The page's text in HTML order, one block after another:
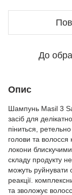
До
Опис
Шампунь Masil 3
засіб для
піниться,
голови та
локони
складу продукту
можуть руйнувати
реакції.
та зволожує